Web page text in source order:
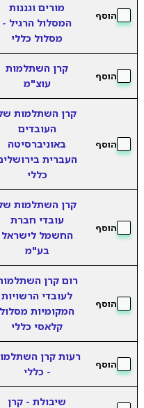
הוסף
מורים וגננות
המסלול הרגיל -
מסלול כללי
הוסף
קרן השתלמות
עוצ"מ
הוסף
קרן השתלמות
העובדים
באוניברסיטה
העברית
כללי
הוסף
קרן השתלמות
עובדי חברת
החשמל לישראל
בע"מ
הוסף
רום קרן
לעובדי הרשויות
המקומיות מסלול
קלאסי כללי
הוסף
רעות קרן
- כללי
שיבולת - קרן